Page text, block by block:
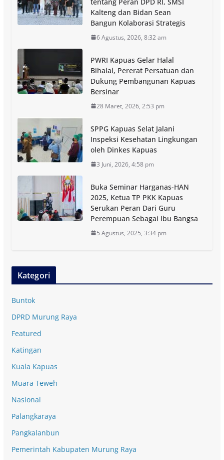
Kalteng dan Bidan Sean
Bangun Kolaborasi Strategis
6 Agustus, 2026, 8:32 am
PWRI Kapuas Gelar Halal
Bihalal, Pererat Persatuan dan
Dukung Pembangunan Kapuas
Bersinar
28 Maret, 2026, 2:53 pm
SPPG Kapuas Selat Jalani
Inspeksi Kesehatan Lingkungan
oleh Dinkes Kapuas
3 Juni, 2026, 4:58 pm
Buka Seminar Harganas-HAN
2025, Ketua TP PKK Kapuas
Serukan Peran Dari Guru
Perempuan Sebagai Ibu Bangsa
5 Agustus, 2025, 3:34 pm
Kategori
Buntok
DPRD Murung Raya
Featured
Katingan
Kuala Kapuas
Muara Teweh
Nasional
Palangkaraya
Pangkalanbun
Pemerintah Kabupaten Murung Raya